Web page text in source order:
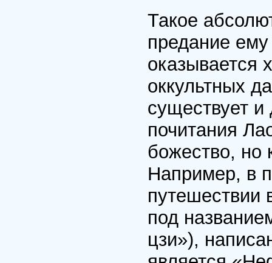
Такое
предание ему
оказывается
оккультных
существует и
почитания
божество, но
Например, в
путешествии
под
цзи»),